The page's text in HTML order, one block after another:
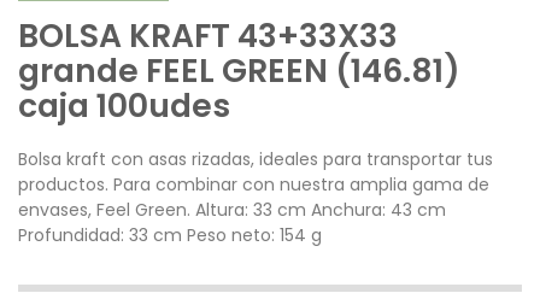
BOLSA KRAFT 43+33X33
grande FEEL GREEN (146.81)
caja 100udes
Bolsa kraft con asas rizadas, ideales para transportar tus
productos. Para combinar con nuestra amplia gama de
envases, Feel Green. Altura: 33 cm Anchura: 43 cm
Profundidad: 33 cm Peso neto: 154 g